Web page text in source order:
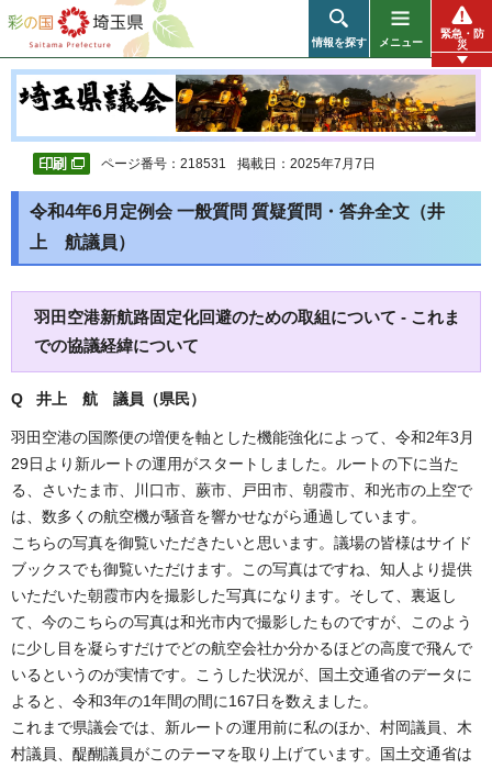
彩の国 埼玉県
情報を探す メニュー
緊急・防
災
ページ番号：218531 掲載日：2025年7月7日
令和4年6月定例会 一般質問 質疑質問・答弁全文（井
上 航議員）
羽田空港新航路固定化回避のための取組について - これま
での協議経緯について
Q 井上 航 議員（県民）
羽田空港の国際便の増便を軸とした機能強化によって、令和2年3月
29日より新ルートの運用がスタートしました。ルートの下に当た
る、さいたま市、川口市、蕨市、戸田市、朝霞市、和光市の上空で
は、数多くの航空機が騒音を響かせながら通過しています。
こちらの写真を御覧いただきたいと思います。議場の皆様はサイド
ブックスでも御覧いただけます。この写真はですね、知人より提供
いただいた朝霞市内を撮影した写真になります。そして、裏返し
て、今のこちらの写真は和光市内で撮影したものですが、このよう
に少し目を凝らすだけでどの航空会社か分かるほどの高度で飛んで
いるというのが実情です。こうした状況が、国土交通省のデータに
よると、令和3年の1年間の間に167日を数えました。
これまで県議会では、新ルートの運用前に私のほか、村岡議員、木
村議員、醍醐議員がこのテーマを取り上げています。国土交通省は